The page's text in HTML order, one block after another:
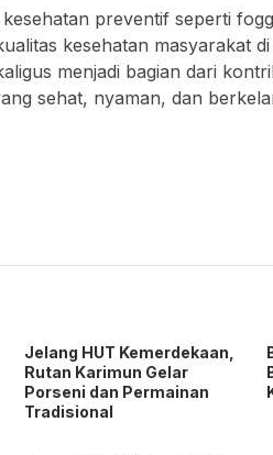
preventif seperti
kesehatan masyarakat
menjadi bagian dari
sehat, nyaman, dan
Jelang HUT Kemerdekaan,
Rutan Karimun Gelar
Porseni dan Permainan
Tradisional